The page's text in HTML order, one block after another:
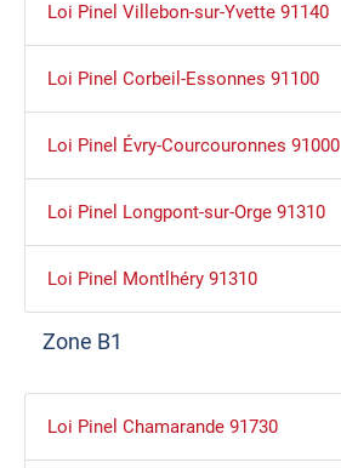
Loi Pinel Villebon-sur-Yvette 91140
Loi Pinel Corbeil-Essonnes 91100
Loi Pinel Évry-Courcouronnes 91000
Loi Pinel Longpont-sur-Orge 91310
Loi Pinel Montlhéry 91310
Zone B1
Loi Pinel Chamarande 91730